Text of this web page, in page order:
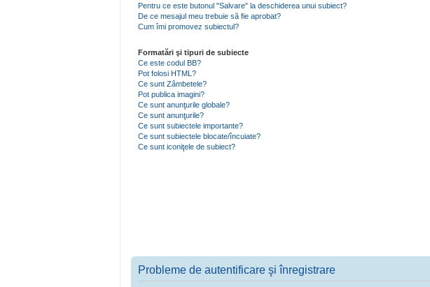
Pentru ce este butonul "Salvare" la deschiderea unui subiect?
De ce mesajul meu trebuie să fie aprobat?
Cum îmi promovez subiectul?
Formatări şi tipuri de subiecte
Ce este codul BB?
Pot folosi HTML?
Ce sunt Zâmbetele?
Pot publica imagini?
Ce sunt anunţurile globale?
Ce sunt anunţurile?
Ce sunt subiectele importante?
Ce sunt subiectele blocate/încuiate?
Ce sunt iconiţele de subiect?
Probleme de autentificare şi înregistrare